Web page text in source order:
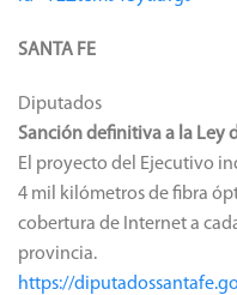
SANTA FE
Diputados
Sanción definitiva a la Ley
El proyecto del Ejecutivo
4 mil kilómetros de fibra
cobertura de Internet a
provincia.
https://